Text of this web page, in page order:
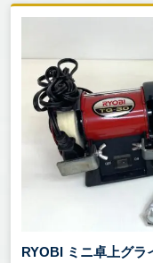
RYOBI ミニ卓上グラ